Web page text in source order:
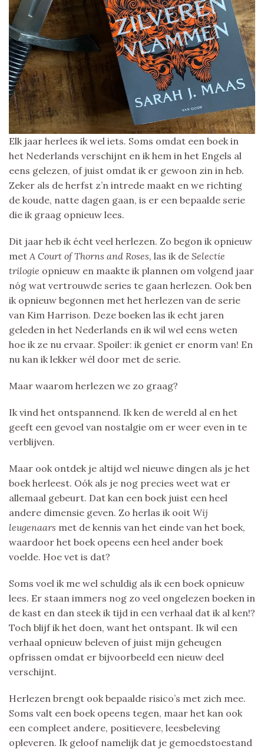
Elk jaar herlees ik wel iets. Soms omdat een boek in
het Nederlands verschijnt en ik hem in het Engels al
eens gelezen, of juist omdat ik er gewoon zin in heb.
Zeker als de herfst z’n intrede maakt en we richting
de koude, natte dagen gaan, is er een bepaalde serie
die ik graag opnieuw lees.
Dit jaar heb ik écht veel herlezen. Zo begon ik opnieuw
met A Court of Thorns and Roses, las ik de Selectie
trilogie opnieuw en maakte ik plannen om volgend jaar
nóg wat vertrouwde series te gaan herlezen. Ook ben
ik opnieuw begonnen met het herlezen van de serie
van Kim Harrison. Deze boeken las ik echt jaren
geleden in het Nederlands en ik wil wel eens weten
hoe ik ze nu ervaar. Spoiler: ik geniet er enorm van! En
nu kan ik lekker wél door met de serie.
Maar waarom herlezen we zo graag?
Ik vind het ontspannend. Ik ken de wereld al en het
geeft een gevoel van nostalgie om er weer even in te
verblijven.
Maar ook ontdek je altijd wel nieuwe dingen als je het
boek herleest. Oók als je nog precies weet wat er
allemaal gebeurt. Dat kan een boek juist een heel
andere dimensie geven. Zo herlas ik ooit Wij
leugenaars met de kennis van het einde van het boek,
waardoor het boek opeens een heel ander boek
voelde. Hoe vet is dat?
Soms voel ik me wel schuldig als ik een boek opnieuw
lees. Er staan immers nog zo veel ongelezen boeken in
de kast en dan steek ik tijd in een verhaal dat ik al ken!?
Toch blijf ik het doen, want het ontspant. Ik wil een
verhaal opnieuw beleven of juist mijn geheugen
opfrissen omdat er bijvoorbeeld een nieuw deel
verschijnt.
Herlezen brengt ook bepaalde risico’s met zich mee.
Soms valt een boek opeens tegen, maar het kan ook
een compleet andere, positievere, leesbeleving
opleveren. Ik geloof namelijk dat je gemoedstoestand